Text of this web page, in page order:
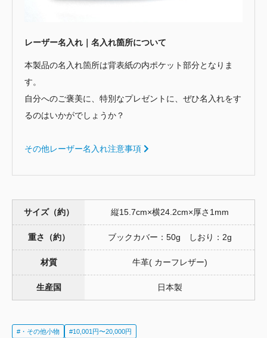
レーザー名入れ｜名入れ箇所について
本製品の名入れ箇所は背表紙の内ポケット部分となりま
す。
自分へのご褒美に、特別なプレゼントに、ぜひ名入れをす
るのはいかがでしょうか？
その他レーザー名入れ注意事項
サイズ（約） 縦15.7cm×横24.2cm×厚さ1mm
重さ（約） ブックカバー：50g しおり：2g
材質 牛革( カーフレザー)
生産国 日本製
#・その他小物 #10,001円〜20,000円